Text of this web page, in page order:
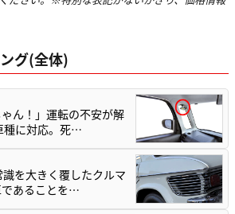
グ(全体)
ゃん！」運転の不安が解
種に対応。死…
を大きく覆したクルマ
であることを…